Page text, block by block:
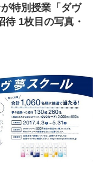
特別授業「ダヴ
1枚目の写真・